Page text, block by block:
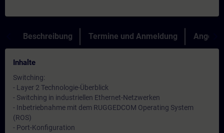
Beschreibung Termine und Anmeldung Angebot
Inhalte
Switching:
- Layer 2 Technologie-Überblick
- Switching in industriellen Ethernet-Netzwerken
- Inbetriebnahme mit dem RUGGEDCOM Operating System
(ROS)
- Port-Konfiguration